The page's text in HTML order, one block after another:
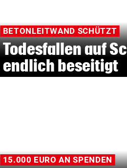
BETONLEITWAND SCHÜTZT
Todesfallen auf
endlich beseitigt
15.000 EURO AN SPENDEN